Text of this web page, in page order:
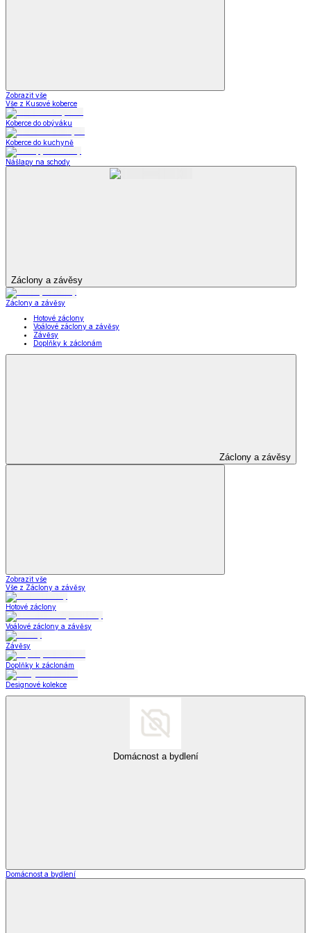
Zobrazit vše
Vše z Kusové koberce
Koberce do obýváku
Koberce do kuchyně
Nášlapy na schody
Záclony a závěsy
Záclony a závěsy
Hotové záclony
Voálové záclony a závěsy
Závěsy
Doplňky k záclonám
Záclony a závěsy
Zobrazit vše
Vše z Záclony a závěsy
Hotové záclony
Voálové záclony a závěsy
Závěsy
Doplňky k záclonám
Designové kolekce
Domácnost a bydlení
Domácnost a bydlení